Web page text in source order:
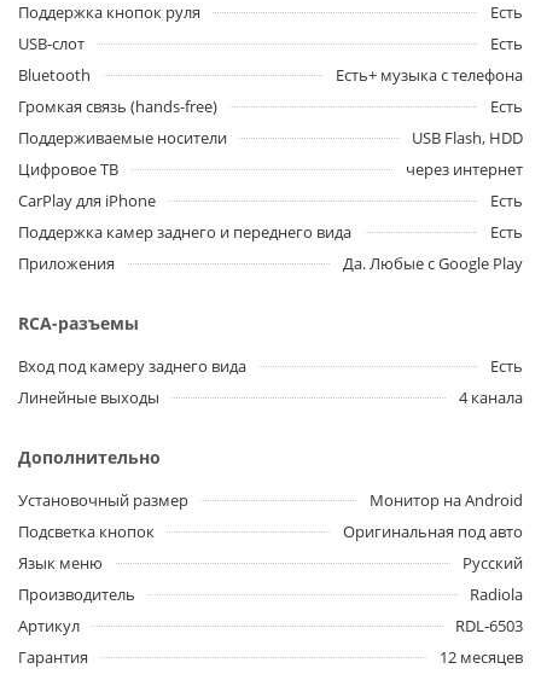
Поддержка кнопок руля
Есть
USB-слот
Есть
Bluetooth
Есть+ музыка с телефона
Громкая связь (hands-free)
Есть
Поддерживаемые носители
USB Flash, HDD
Цифровое ТВ
через интернет
CarPlay для iPhone
Есть
Поддержка камер заднего и переднего вида
Есть
Приложения
Да. Любые с Google Play
RCA-разъемы
Вход под камеру заднего вида
Есть
Линейные выходы
4 канала
Дополнительно
Установочный размер
Монитор на Android
Подсветка кнопок
Оригинальная под авто
Язык меню
Русский
Производитель
Radiola
Артикул
RDL-6503
Гарантия
12 месяцев